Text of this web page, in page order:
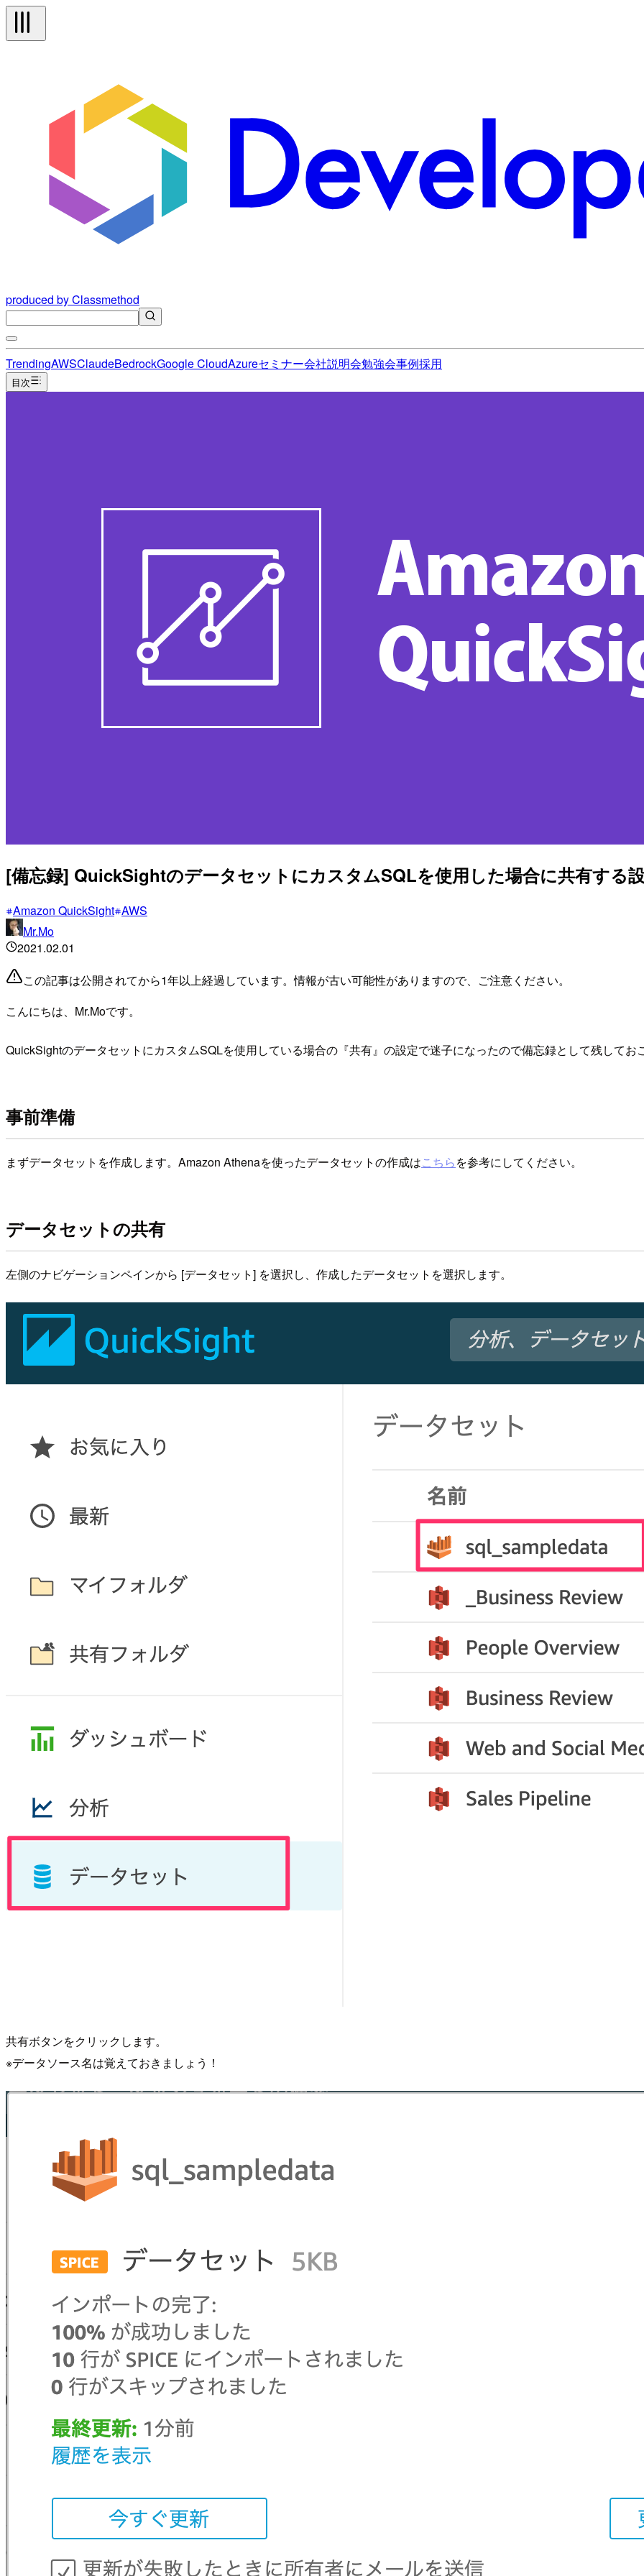
produced by Classmethod
TrendingAWSClaudeBedrockGoogle CloudAzureセミナー会社説明会勉強会事例採用
目次
[備忘録] QuickSightのデータセットにカスタムSQLを使用した場合に共有する
Amazon QuickSight AWS
Mr.Mo
2021.02.01
この記事は公開されてから1年以上経過しています。情報が古い可能性がありますので、ご注意ください。
こんにちは、Mr.Moです。
QuickSightのデータセットにカスタムSQLを使用している場合の『共有』の設定で迷子になったので備忘録として残してお
事前準備
まずデータセットを作成します。Amazon Athenaを使ったデータセットの作成はこちらを参考にしてください。
データセットの共有
左側のナビゲーションペインから [データセット] を選択し、作成したデータセットを選択します。
共有ボタンをクリックします。
※データソース名は覚えておきましょう！